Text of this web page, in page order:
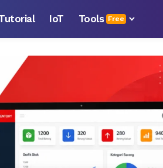
IoT Tools Free